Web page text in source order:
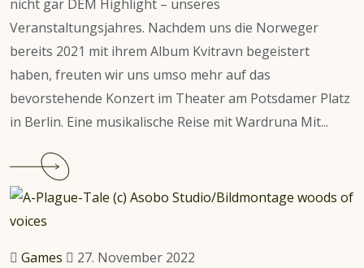
nicht gar DEM Highlight – unseres
Veranstaltungsjahres. Nachdem uns die Norweger
bereits 2021 mit ihrem Album Kvitravn begeistert
haben, freuten wir uns umso mehr auf das
bevorstehende Konzert im Theater am Potsdamer Platz
in Berlin. Eine musikalische Reise mit Wardruna Mit...
Live:
Games
27. November 2022